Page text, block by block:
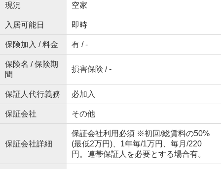
現況 空家
入居可能日 即時
保険加入 / 料金 有 / -
保険名 / 保険期
間
損害保険 / -
保証人代行義務 必加入
保証会社 その他
保証会社詳細
保証会社利用必須 ※初回/総賃料の50%
(最低2万円)、1年毎/1万円、毎月/220
円。連帯保証人を必要とする場合有。